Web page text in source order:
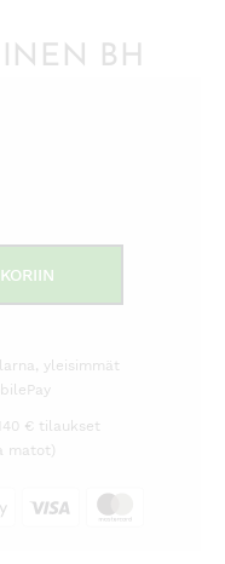
BH
yleisimmät
€ tilaukset
matot)